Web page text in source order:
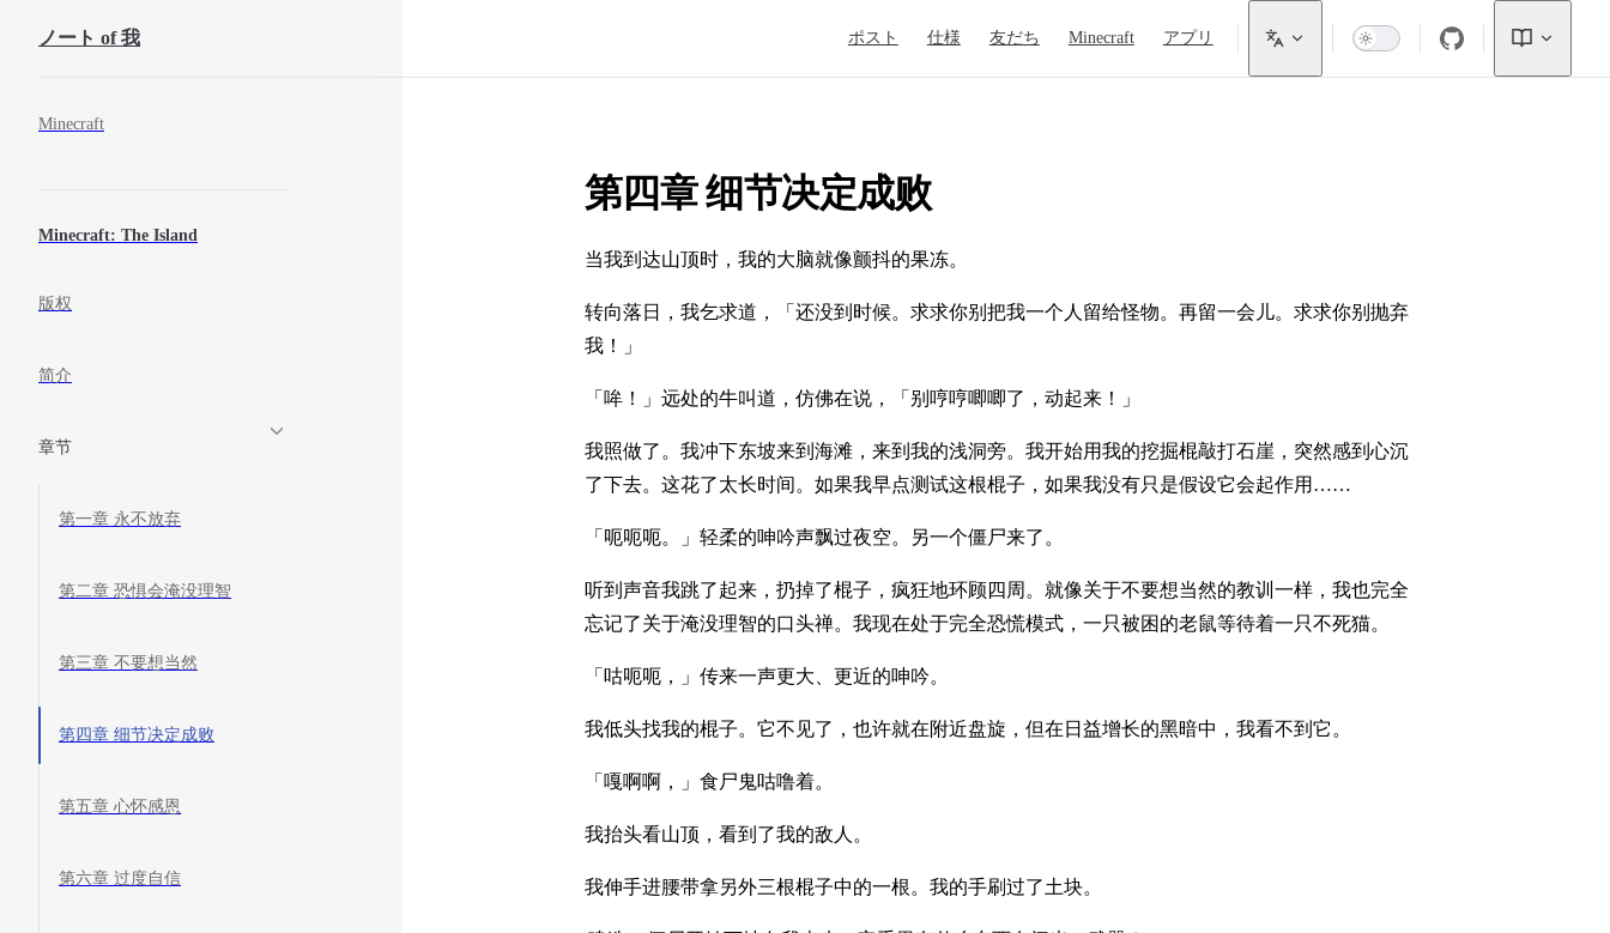
コンテンツにスキップ
ノート of 我 ポスト 仕様 友だち Minecraft アプリ
Minecraft
Minecraft: The Island
版权
简介
章节
第一章 永不放弃
第二章 恐惧会淹没理智
第三章 不要想当然
第四章 细节决定成败
第五章 心怀感恩
第六章 过度自信
第四章 细节决定成败
当我到达山顶时，我的大脑就像颤抖的果冻。
转向落日，我乞求道，「还没到时候。求求你别把我一个人留给怪物。再留一会儿。求求你别抛弃
我！」
「哞！」远处的牛叫道，仿佛在说，「别哼哼唧唧了，动起来！」
我照做了。我冲下东坡来到海滩，来到我的浅洞旁。我开始用我的挖掘棍敲打石崖，突然感到心沉
了下去。这花了太长时间。如果我早点测试这根棍子，如果我没有只是假设它会起作用……
「呃呃呃。」轻柔的呻吟声飘过夜空。另一个僵尸来了。
听到声音我跳了起来，扔掉了棍子，疯狂地环顾四周。就像关于不要想当然的教训一样，我也完全
忘记了关于淹没理智的口头禅。我现在处于完全恐慌模式，一只被困的老鼠等待着一只不死猫。
「咕呃呃，」传来一声更大、更近的呻吟。
我低头找我的棍子。它不见了，也许就在附近盘旋，但在日益增长的黑暗中，我看不到它。
「嘎啊啊，」食尸鬼咕噜着。
我抬头看山顶，看到了我的敌人。
我伸手进腰带拿另外三根棍子中的一根。我的手刷过了土块。